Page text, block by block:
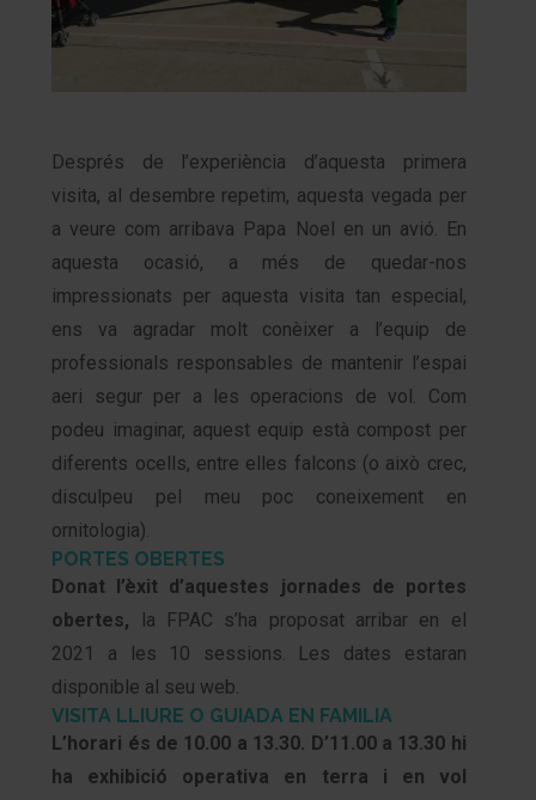
Després de l’experiència d’aquesta primera
visita, al desembre repetim, aquesta vegada per
a veure com arribava Papa Noel en un avió. En
aquesta ocasió, a més de quedar-nos
impressionats per aquesta visita tan especial,
ens va agradar molt conèixer a l’equip de
professionals responsables de mantenir l’espai
aeri segur per a les operacions de vol. Com
podeu imaginar, aquest equip està compost per
diferents ocells, entre elles falcons (o això crec,
disculpeu pel meu poc coneixement en
ornitologia).
PORTES OBERTES
Donat l’èxit d’aquestes jornades de portes
obertes, la FPAC s’ha proposat arribar en el
2021 a les 10 sessions. Les dates estaran
disponible al seu web.
VISITA LLIURE O GUIADA EN FAMILIA
L’horari és de 10.00 a 13.30. D’11.00 a 13.30 hi
ha exhibició operativa en terra i en vol